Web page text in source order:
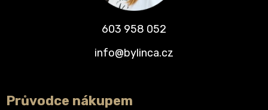
603 958 052
info@bylinca.cz
Průvodce nákupem